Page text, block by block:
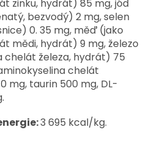
zinku, hydrát) 85 mg, jód
bezvodý) 2 mg, selen
0. 35 mg, měď (jako
mědi, hydrát) 9 mg, železo
chelát železa, hydrát) 75
chelát
mg, taurin 500 mg, DL-
3 695 kcal/kg.